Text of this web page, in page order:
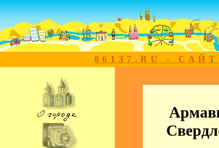
86137.RU -